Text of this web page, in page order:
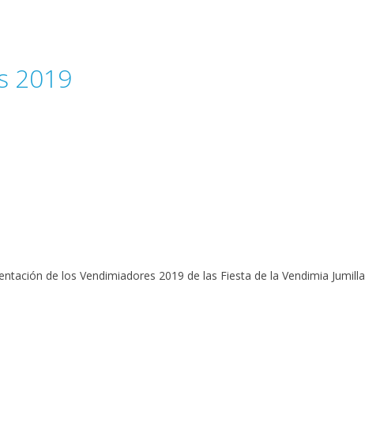
2019
de los Vendimiadores 2019 de las Fiesta de la Vendimia Jumilla